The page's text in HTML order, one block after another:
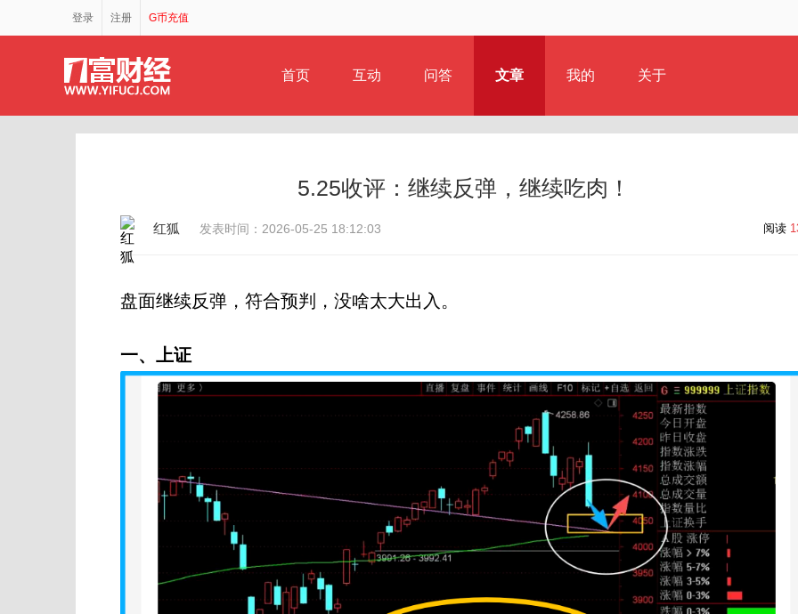
登录 注册 G币充值
首页 互动 问答 文章 我的 关于
5.25收评：继续反弹，继续吃肉！
红狐 发表时间：2026-05-25 18:12:03 阅读
盘面继续反弹，符合预判，没啥太大出入。
一、上证